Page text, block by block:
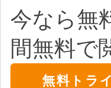
今なら無
間無料で
無料トラ